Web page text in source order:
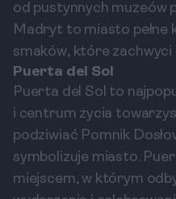
od pustynnych muzeów
Madryt to miasto pełne
smaków, które
Puerta del Sol
Puerta del Sol to
i centrum życia
podziwiać Pomnik
symbolizuje miasto.
miejscem, w którym